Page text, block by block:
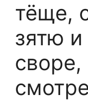
тёще,
зятю и
своре,